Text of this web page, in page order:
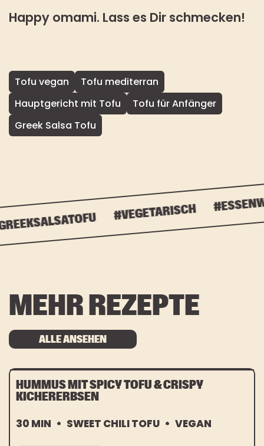
Happy omami. Lass es Dir schmecken!
Tofu vegan
Tofu mediterran
Hauptgericht mit Tofu
Tofu für Anfänger
Greek Salsa Tofu
#VEGETARISCH
MEHR REZEPTE
ALLE ANSEHEN
HUMMUS MIT SPICY TOFU & CRISPY
KICHERERBSEN
30 MIN SWEET CHILI TOFU VEGAN